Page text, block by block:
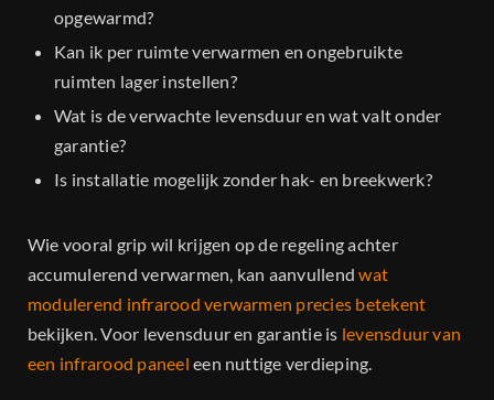
opgewarmd?
Kan ik per ruimte verwarmen en ongebruikte
ruimten lager instellen?
Wat is de verwachte levensduur en wat valt onder
garantie?
Is installatie mogelijk zonder hak- en breekwerk?
Wie vooral grip wil krijgen op de regeling achter
accumulerend verwarmen, kan aanvullendwat
modulerend infrarood verwarmen precies betekent
bekijken. Voor levensduur en garantie is levensduur van
een infrarood paneel een nuttige verdieping.